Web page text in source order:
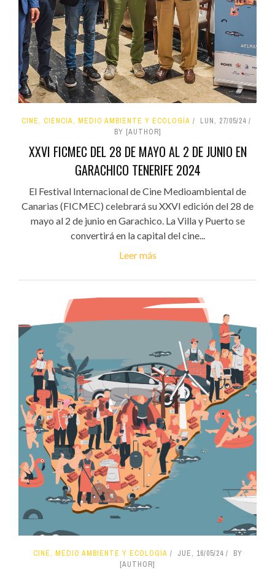
CINE, CIENCIA, MEDIO AMBIENTE Y ECOLOGÍA
LUN, 27/05/24
BY [AUTHOR]
XXVI FICMEC DEL 28 DE MAYO AL 2 DE JUNIO EN
GARACHICO TENERIFE 2024
El Festival Internacional de Cine Medioambiental de
Canarias (FICMEC) celebrará su XXVI edición del 28 de
mayo al 2 de junio en Garachico. La Villa y Puerto se
convertirá en la capital del cine...
Leer más
CINE, MEDIO AMBIENTE Y ECOLOGÍA JUE, 16/05/24
BY
[AUTHOR]